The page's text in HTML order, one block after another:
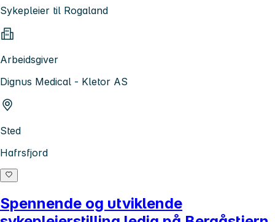
Sykepleier til Rogaland
Arbeidsgiver
Dignus Medical - Kletor AS
Sted
Hafrsfjord
Spennende og utviklende